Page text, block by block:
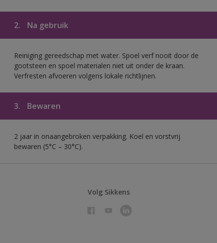
2. Na gebruik
Reiniging gereedschap met water. Spoel verf nooit door de
gootsteen en spoel materialen niet uit onder de kraan.
Verfresten afvoeren volgens lokale richtlijnen.
3. Bewaren
2 jaar in onaangebroken verpakking. Koel en vorstvrij
bewaren (5°C – 30°C).
Volg Sikkens